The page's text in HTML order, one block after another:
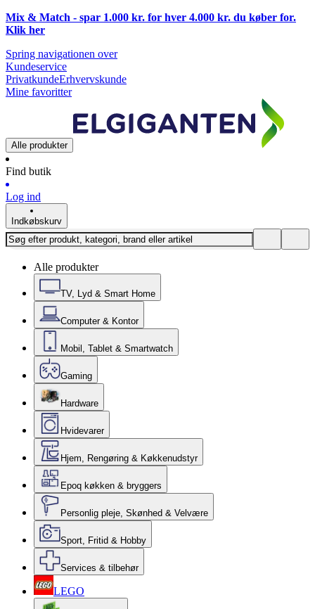
Mix & Match - spar 1.000 kr. for hver 4.000 kr. du køber for.
Klik her
Spring navigationen over
Kundeservice
PrivatkundeErhvervskunde
Mine favoritter
Alle produkter
Find butik
Log ind
Indkøbskurv
Alle produkter
TV, Lyd & Smart Home
Computer & Kontor
Mobil, Tablet & Smartwatch
Gaming
Hardware
Hvidevarer
Hjem, Rengøring & Køkkenudstyr
Epoq køkken & bryggers
Personlig pleje, Skønhed & Velvære
Sport, Fritid & Hobby
Services & tilbehør
LEGO